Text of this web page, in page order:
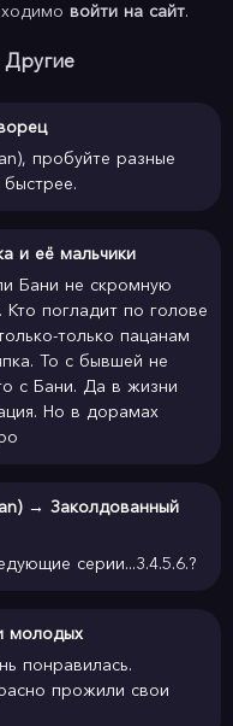
войти на сайт.
Другие
пробуйте разные
и её мальчики
Бани не скромную
погладит по голове
только пацанам
То с бывшей не
с Бани. Да в жизни
Но в дорамах
→ Заколдованный
серии...3.4.5.6.?
молодых
понравилась.
прожили свои